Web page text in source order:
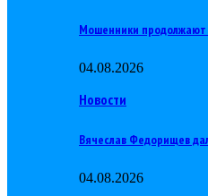
Мошенники продолжают
04.08.2026
Новости
Вячеслав Федорищев
04.08.2026